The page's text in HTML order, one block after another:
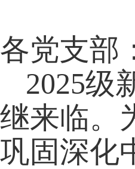
各党支部
2025级
继来临。
巩固深化